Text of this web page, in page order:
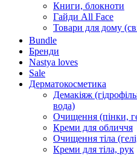
Книги, блокноти
Гайди All Face
Товари для дому
Bundle
Бренди
Nastya loves
Sale
Дерматокосметика
Демакіяж
вода)
Очищення (пінки,
Креми для обличчя
Очищення тіла
Креми для тіла, рук